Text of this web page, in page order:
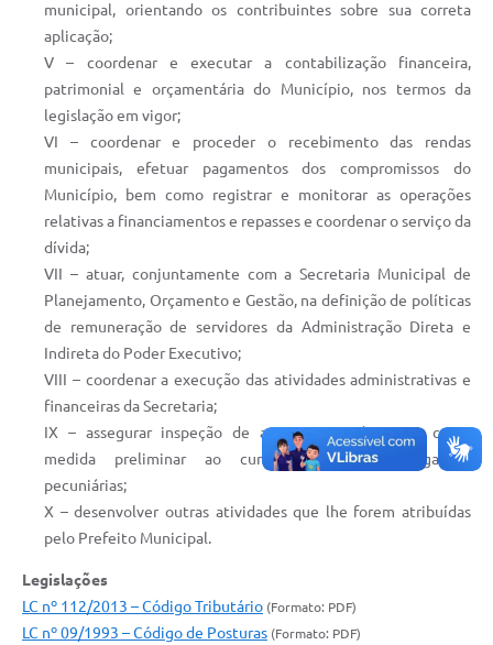
municipal, orientando os contribuintes sobre sua correta
aplicação;
V – coordenar e executar a contabilização financeira,
patrimonial e orçamentária do Município, nos termos da
legislação em vigor;
VI – coordenar e proceder o recebimento das rendas
municipais, efetuar pagamentos dos compromissos do
Município, bem como registrar e monitorar as operações
relativas a financiamentos e repasses e coordenar o serviço da
dívida;
VII – atuar, conjuntamente com a Secretaria Municipal de
Planejamento, Orçamento e Gestão, na definição de políticas
de remuneração de servidores da Administração Direta e
Indireta do Poder Executivo;
VIII – coordenar a execução das atividades administrativas e
financeiras da Secretaria;
IX – assegurar inspeção de atos e procedimentos como
medida preliminar ao cumprimento das obrigações
pecuniárias;
X – desenvolver outras atividades que lhe forem atribuídas
pelo Prefeito Municipal.
Legislações
LC nº 112/2013 – Código Tributário (Formato: PDF)
LC nº 09/1993 – Código de Posturas (Formato: PDF)